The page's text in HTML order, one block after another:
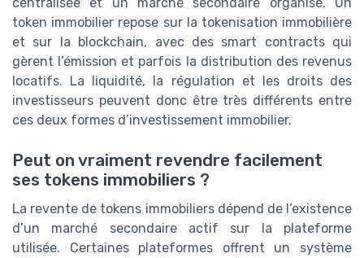
centralisée et un marché secondaire organisé. Un
token immobilier repose sur la tokenisation immobilière
et sur la blockchain, avec des smart contracts qui
gèrent l’émission et parfois la distribution des revenus
locatifs. La liquidité, la régulation et les droits des
investisseurs peuvent donc être très différents entre
ces deux formes d’investissement immobilier.
Peut on vraiment revendre facilement
ses tokens immobiliers ?
La revente de tokens immobiliers dépend de l’existence
d’un marché secondaire actif sur la plateforme
utilisée. Certaines plateformes offrent un système